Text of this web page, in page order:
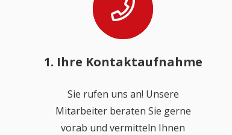
1. Ihre Kontaktaufnahme
Sie rufen uns an! Unsere
Mitarbeiter beraten Sie gerne
vorab und vermitteln Ihnen